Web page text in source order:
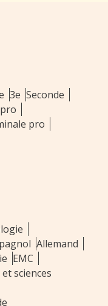
3e Seconde
pro
Allemand
EMC
sciences